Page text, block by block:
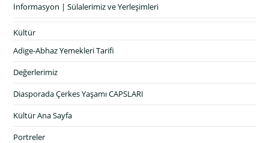
İnformasyon | Sülalerimiz ve Yerleşimleri
Kültür
Adige-Abhaz Yemekleri Tarifi
Değerlerimiz
Diasporada Çerkes Yaşamı CAPSLARI
Kültür Ana Sayfa
Portreler